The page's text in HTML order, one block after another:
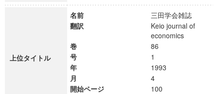
上位タイトル
名前
三田学会雑誌
翻訳
Keio journal of
economics
巻
86
号
1
年
1993
月
4
開始ページ
100